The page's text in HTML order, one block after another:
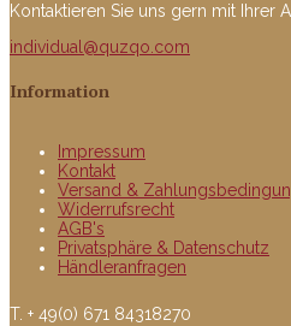
Kontaktieren Sie uns gern mit Ihrer
individual@quzqo.com
Information
Impressum
Kontakt
Versand &
Widerrufsrecht
AGB's
Privatsphäre & Datenschutz
Händleranfragen
T. + 49(0) 671 84318270